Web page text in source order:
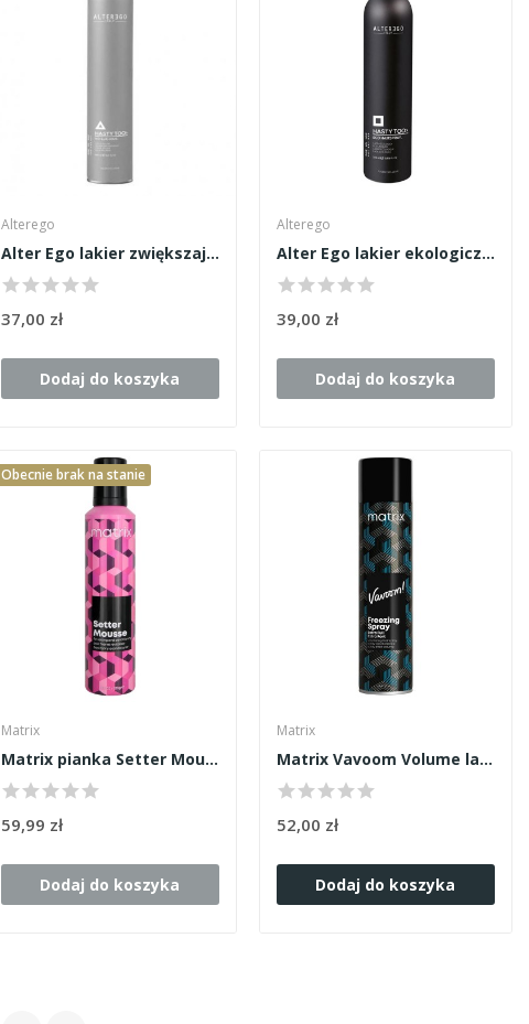
Alterego
Alter Ego lakier zwiększający objętość 500ml
37,00 zł
Dodaj do koszyka
Alterego
Alter Ego lakier ekologiczny Hasty Too 320ml
39,00 zł
Dodaj do koszyka
Obecnie brak na stanie
Matrix
Matrix pianka Setter Mousse 232g
59,99 zł
Dodaj do koszyka
Matrix
Matrix Vavoom Volume lakier do włosów 500ml
52,00 zł
Dodaj do koszyka